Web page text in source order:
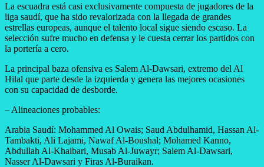
La escuadra está casi exclusivamente compuesta de jugadores de la
liga saudí, que ha sido revalorizada con la llegada de grandes
estrellas europeas, aunque el talento local sigue siendo escaso. La
selección sufre mucho en defensa y le cuesta cerrar los partidos con
la portería a cero.
La principal baza ofensiva es Salem Al-Dawsari, extremo del Al
Hilal que parte desde la izquierda y genera las mejores ocasiones
con su capacidad de desborde.
– Alineaciones probables:
Arabia Saudí: Mohammed Al Owais; Saud Abdulhamid, Hassan Al-
Tambakti, Ali Lajami, Nawaf Al-Boushal; Mohamed Kanno,
Abdullah Al-Khaibari, Musab Al-Juwayr; Salem Al-Dawsari,
Nasser Al-Dawsari y Firas Al-Buraikan.